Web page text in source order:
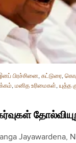
பிரச்சினை, கட்டுரை,
, மனித உரிமைகள், யுத்த
Jayawardena,